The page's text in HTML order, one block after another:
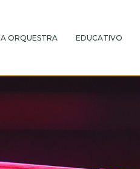
A ORQUESTRA EDUCATIVO